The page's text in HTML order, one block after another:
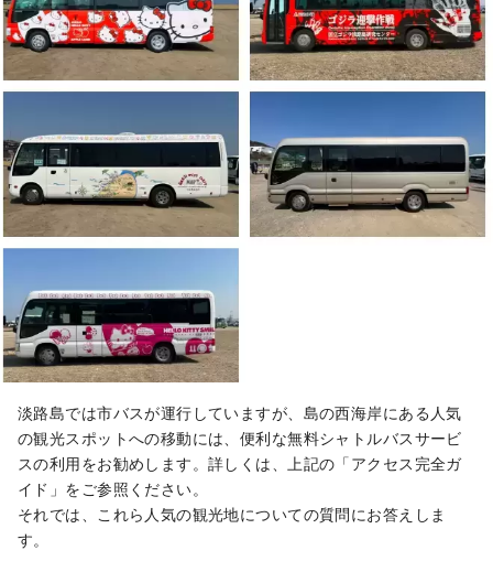
淡路島では市バスが運行していますが、島の西海岸にある人気
の観光スポットへの移動には、便利な無料シャトルバスサービ
スの利用をお勧めします。詳しくは、上記の「アクセス完全ガ
イド」をご参照ください。
それでは、これら人気の観光地についての質問にお答えしま
す。